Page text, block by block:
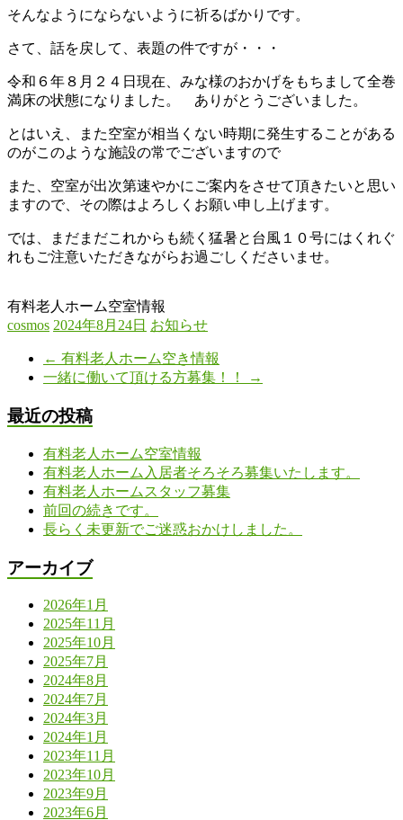
そんなようにならないように祈るばかりです。
さて、話を戻して、表題の件ですが・・・
令和６年８月２４日現在、みな様のおかげをもちまして全巻
満床の状態になりました。 ありがとうございました。
とはいえ、また空室が相当くない時期に発生することがある
のがこのような施設の常でございますので
また、空室が出次第速やかにご案内をさせて頂きたいと思い
ますので、その際はよろしくお願い申し上げます。
では、まだまだこれからも続く猛暑と台風１０号にはくれぐ
れもご注意いただきながらお過ごしくださいませ。
有料老人ホーム空室情報
cosmos 2024年8月24日 お知らせ
← 有料老人ホーム空き情報
一緒に働いて頂ける方募集！！
→
最近の投稿
有料老人ホーム空室情報
有料老人ホーム入居者そろそろ募集いたします。
有料老人ホームスタッフ募集
前回の続きです。
長らく未更新でご迷惑おかけしました。
アーカイブ
2026年1月
2025年11月
2025年10月
2025年7月
2024年8月
2024年7月
2024年3月
2024年1月
2023年11月
2023年10月
2023年9月
2023年6月